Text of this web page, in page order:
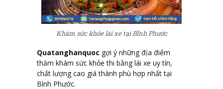
Khám sức khỏe lái xe tại BÌnh Phước
Quatanghanquoc gợi ý những địa điểm
thăm khám sức khỏe thi bằng lái xe uy tín,
chất lượng cao giá thành phù hợp nhất tại
Bình Phước.